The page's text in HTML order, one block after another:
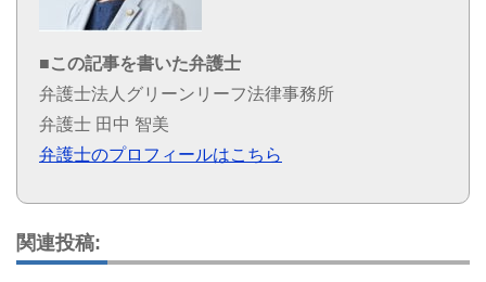
■この記事を書いた弁護士
弁護士法人グリーンリーフ法律事務所
弁護士 田中 智美
弁護士のプロフィールはこちら
関連投稿: